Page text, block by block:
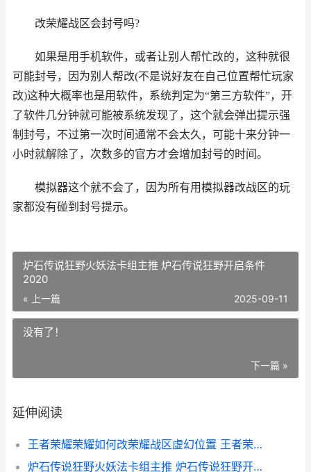
改荣耀战区会封号吗?
如果是用手机软件，或者让别人帮忙改的，这种就很
可能封号，因为别人帮改(不是说好友在自己位置帮忙玩家
改)这种大概率也是用软件，系统判定为“第三方软件”，开
了软件几分钟就可能被系统发现了，这个就会弹出提示强
制封号，不过第一次时间通常不会太久，可能十来分钟一
小时就解除了，次数多的官方才会增加封号的时间。
模拟器这个就不会了，因为所有用模拟器改战区的玩
家都没有碰到封号提示。
炉石传说狂野火妖法卡组主推 炉石传说狂野开启条件
2020
« 上一篇 2025-09-11
没有了！
下一篇 »
延伸阅读
王者荣耀荣耀如何改荣耀战区虚幻位置 王者荣耀的荣耀怎么玩
炉石传说狂野火妖法卡组主推 炉石传说狂野开启条件2020